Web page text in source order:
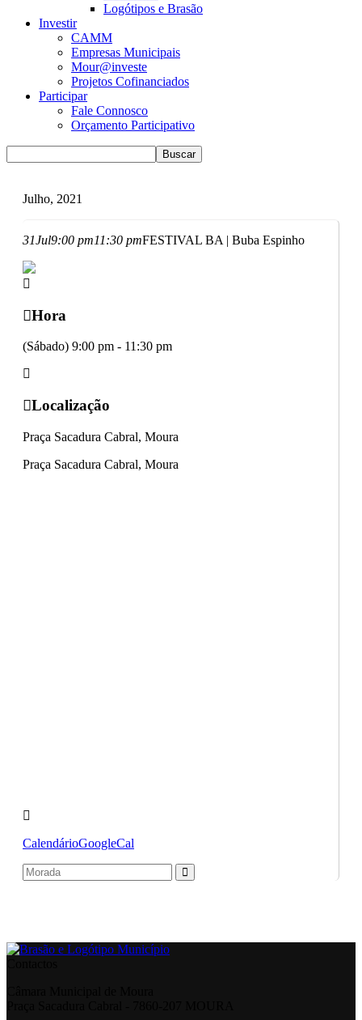
Logótipos e Brasão
Investir
CAMM
Empresas Municipais
Mour@investe
Projetos Cofinanciados
Participar
Fale Connosco
Orçamento Participativo
Julho, 2021
31Jul9:00 pm11:30 pmFESTIVAL BA | Buba Espinho
Hora
(Sábado) 9:00 pm - 11:30 pm
Localização
Praça Sacadura Cabral, Moura
Praça Sacadura Cabral, Moura
CalendárioGoogleCal